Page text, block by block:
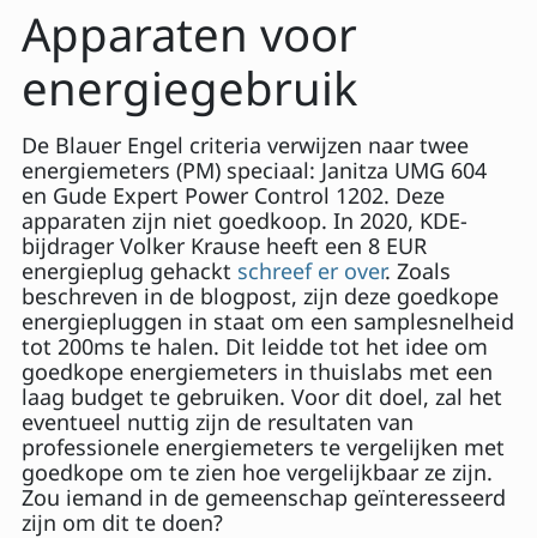
Apparaten voor
energiegebruik
De Blauer Engel criteria verwijzen naar twee
energiemeters (PM) speciaal: Janitza UMG 604
en Gude Expert Power Control 1202. Deze
apparaten zijn niet goedkoop. In 2020, KDE-
bijdrager Volker Krause heeft een 8 EUR
energieplug gehackt schreef er over. Zoals
beschreven in de blogpost, zijn deze goedkope
energiepluggen in staat om een samplesnelheid
tot 200ms te halen. Dit leidde tot het idee om
goedkope energiemeters in thuislabs met een
laag budget te gebruiken. Voor dit doel, zal het
eventueel nuttig zijn de resultaten van
professionele energiemeters te vergelijken met
goedkope om te zien hoe vergelijkbaar ze zijn.
Zou iemand in de gemeenschap geïnteresseerd
zijn om dit te doen?